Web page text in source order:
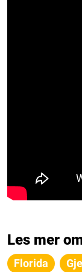
Les mer
Florida